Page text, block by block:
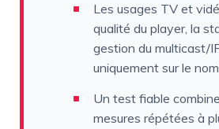
Les usages TV et
qualité du player, la
gestion du multicast/
uniquement sur le
Un test fiable
mesures répétées à